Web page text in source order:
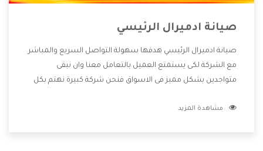
صيانة ادميرال الرئيسي
صيانة ادميرال الرئيسي هدفها سهولة التواصل السريع والمباشر
مع الشركة لكى يستمتع العميل بالتعامل معنا وان نبقى
متواجدين بشكل مميز فى الاسواق فنحن شركة كبيرة نهتم بكل
الشركة بها والتى تكون منها خدمة الصيانة التى تكون من أهم
مشاهدة المزيد